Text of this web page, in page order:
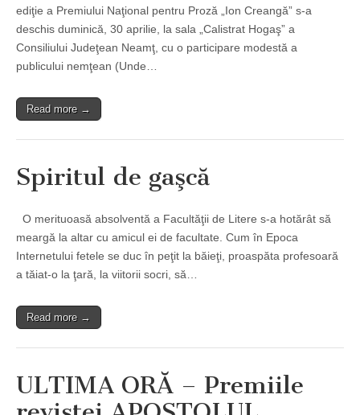
ediţie a Premiului Naţional pentru Proză „Ion Creangă” s-a
deschis duminică, 30 aprilie, la sala „Calistrat Hogaş” a
Consiliului Judeţean Neamţ, cu o participare modestă a
publicului nemţean (Unde…
Read more →
Spiritul de gaşcă
O merituoasă absolventă a Facultăţii de Litere s-a hotărât să
meargă la altar cu amicul ei de facultate. Cum în Epoca
Internetului fetele se duc în peţit la băieţi, proaspăta profesoară
a tăiat-o la ţară, la viitorii socri, să…
Read more →
ULTIMA ORĂ – Premiile